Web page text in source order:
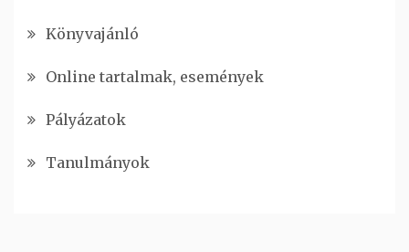
Könyvajánló
Online tartalmak, események
Pályázatok
Tanulmányok